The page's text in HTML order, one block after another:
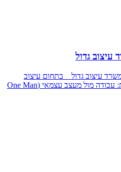
עיצוב גדול בתחום עיצוב
המוצר, קיימות שתי גישות עיקריות: עבודה מול מעצב עצמאי (One Man